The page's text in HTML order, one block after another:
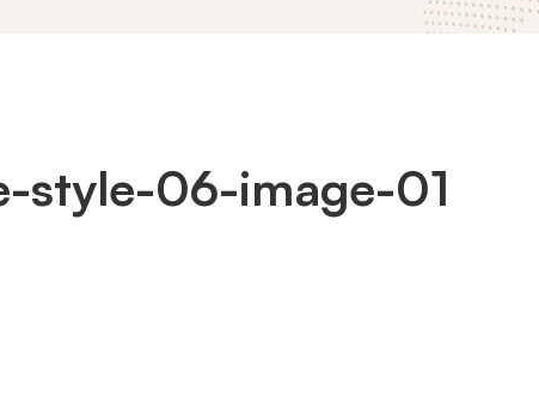
style-06-image-01